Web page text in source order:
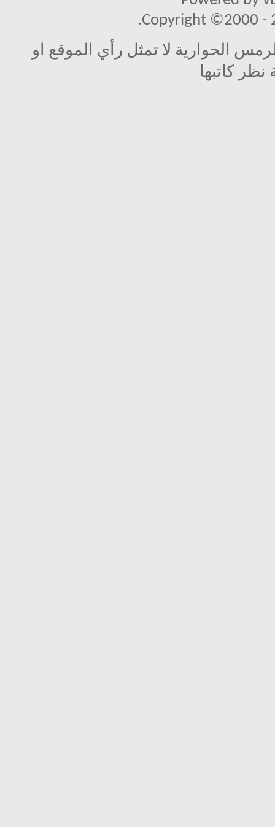
Copyright ©2000 -
الحوارية لا تمثل رأي الموقع او
نظر كاتبها